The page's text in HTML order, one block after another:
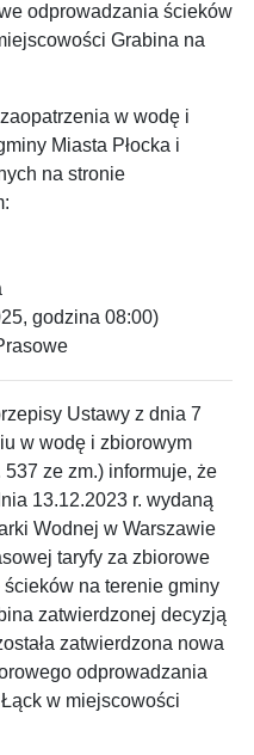
odprowadzania ścieków
Grabina na
w wodę i
Miasta Płocka i
na stronie
godzina 08:00)
Ustawy z dnia 7
w wodę i zbiorowym
ze zm.) informuje, że
13.12.2023 r. wydaną
Wodnej w Warszawie
taryfy za zbiorowe
na terenie gminy
zatwierdzonej decyzją
zatwierdzona nowa
odprowadzania
w miejscowości